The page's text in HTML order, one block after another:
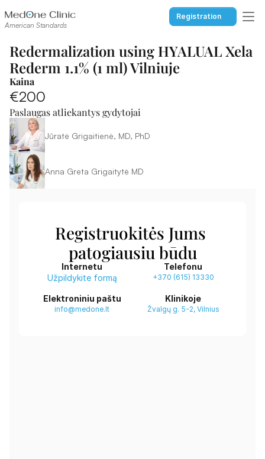
American Standards
Registration
Redermalization using HYALUAL Xela
Rederm 1.1% (1 ml) Vilniuje
Kaina
€200
Paslaugas atliekantys gydytojai
Jūratė Grigaitienė, MD, PhD
Anna Greta Grigaitytė MD
Registruokitės Jums
patogiausiu būdu
Internetu
Užpildykite formą
Telefonu
+370 (615) 13330
Elektroniniu paštu
info@medone.lt
Klinikoje
Žvalgų g. 5-2, Vilnius